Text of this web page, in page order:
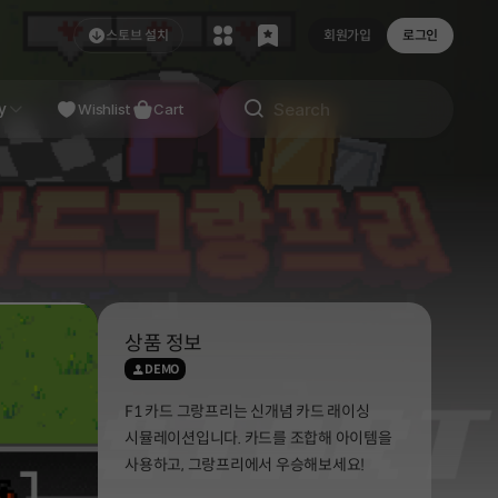
스토브 설치 회원가입 로그인
Studio
Wishlist Cart
상품 정보
DEMO
F1 카드 그랑프리는 신개념 카드 래이싱
시뮬레이션입니다. 카드를 조합해 아이템을
사용하고, 그랑프리에서 우승해보세요!